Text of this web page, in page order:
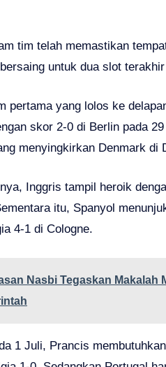
tim telah memastikan
untuk dua slot
pertama yang lolos ke
skor 2-0 di Berlin pada
menyingkirkan Denmark di
Inggris tampil heroik
itu, Spanyol
4-1 di Cologne.
Nasbi Tegaskan
1 Juli, Prancis